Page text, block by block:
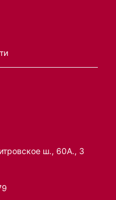
ш., 60А., 3